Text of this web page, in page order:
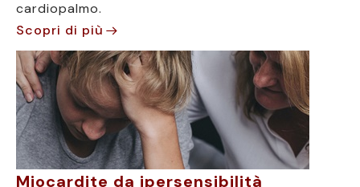
cardiopalmo.
Scopri di più
Miocardite da ipersensibilità